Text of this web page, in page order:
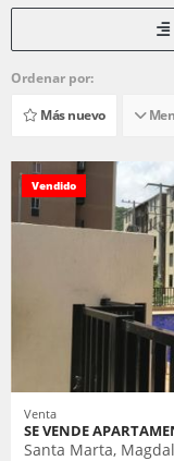
Ordenar por:
Más nuevo
Vendido
Venta
SE VENDE
Santa Marta,